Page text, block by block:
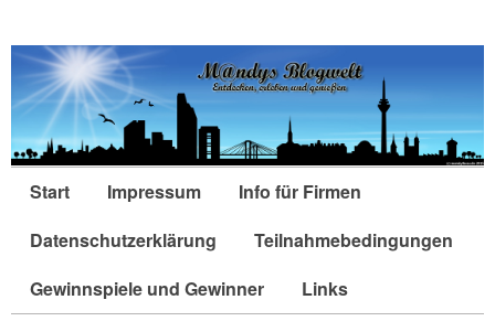
Start Impressum
Info für Firmen
Datenschutzerklärung
Teilnahmebedingungen
Gewinnspiele und Gewinner
Links